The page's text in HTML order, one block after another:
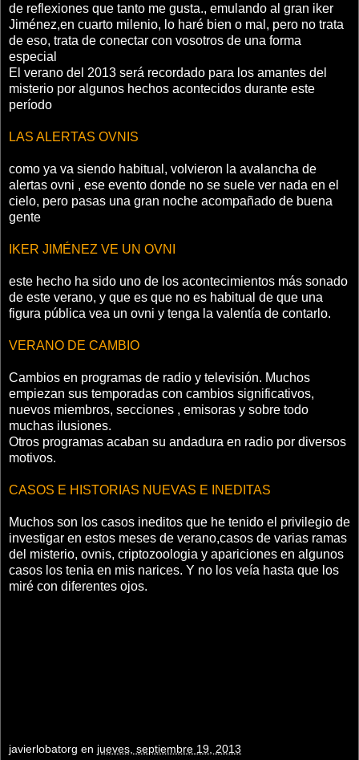
de reflexiones que tanto me gusta., emulando al gran iker
Jiménez,en cuarto milenio, lo haré bien o mal, pero no trata
de eso, trata de conectar con vosotros de una forma
especial
El verano del 2013 será recordado para los amantes del
misterio por algunos hechos acontecidos durante este
período
LAS ALERTAS OVNIS
como ya va siendo habitual, volvieron la avalancha de
alertas ovni , ese evento donde no se suele ver nada en el
cielo, pero pasas una gran noche acompañado de buena
gente
IKER JIMÉNEZ VE UN OVNI
este hecho ha sido uno de los acontecimientos más sonado
de este verano, y que es que no es habitual de que una
figura pública vea un ovni y tenga la valentía de contarlo.
VERANO DE CAMBIO
Cambios en programas de radio y televisión. Muchos
empiezan sus temporadas con cambios significativos,
nuevos miembros, secciones , emisoras y sobre todo
muchas ilusiones.
Otros programas acaban su andadura en radio por diversos
motivos.
CASOS E HISTORIAS NUEVAS E INEDITAS
Muchos son los casos ineditos que he tenido el privilegio de
investigar en estos meses de verano,casos de varias ramas
del misterio, ovnis, criptozoologia y apariciones en algunos
casos los tenia en mis narices. Y no los veía hasta que los
miré con diferentes ojos.
javierlobatorg en jueves, septiembre 19, 2013